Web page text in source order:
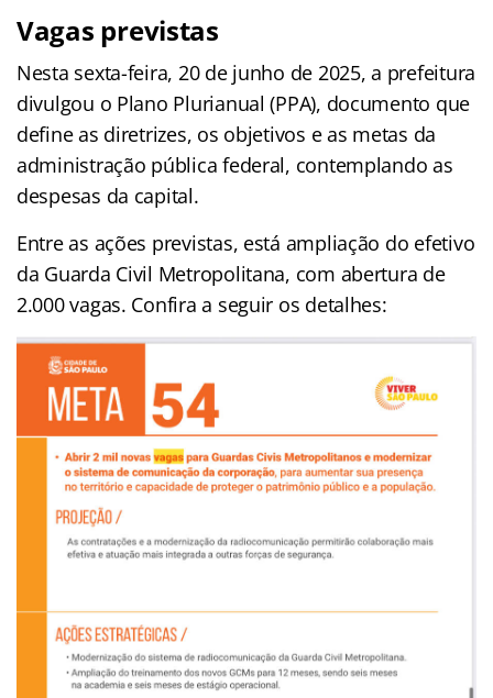
Vagas previstas
Nesta sexta-feira, 20 de junho de 2025, a prefeitura
divulgou o Plano Plurianual (PPA), documento que
define as diretrizes, os objetivos e as metas da
administração pública federal, contemplando as
despesas da capital.
Entre as ações previstas, está ampliação do efetivo
da Guarda Civil Metropolitana, com abertura de
2.000 vagas. Confira a seguir os detalhes: